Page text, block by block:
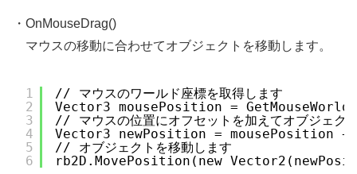
・OnMouseDrag()
マウスの移動に合わせてオブジェクトを移動します。
1
2
3
4
5
6
// マウスのワールド座標を取得します
Vector3 mousePosition =
// マウスの位置にオフセットを加えてオブジェク
Vector3 newPosition = mousePosition
// オブジェクトを移動します
rb2D.MovePosition(new